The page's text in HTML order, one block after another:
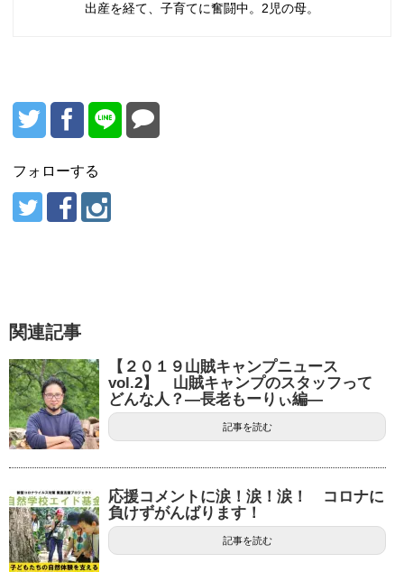
出産を経て、子育てに奮闘中。2児の母。
フォローする
関連記事
【２０１９山賊キャンプニュース
vol.2】 山賊キャンプのスタッフって
どんな人？―長老もーりぃ編―
記事を読む
応援コメントに涙！涙！涙！ コロナに
負けずがんばります！
記事を読む